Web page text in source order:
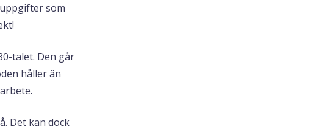
som
talet. Den går
håller än
Det kan dock